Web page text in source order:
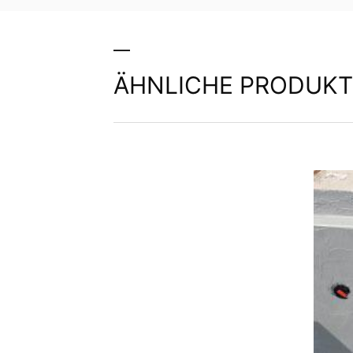
ÄHNLICHE